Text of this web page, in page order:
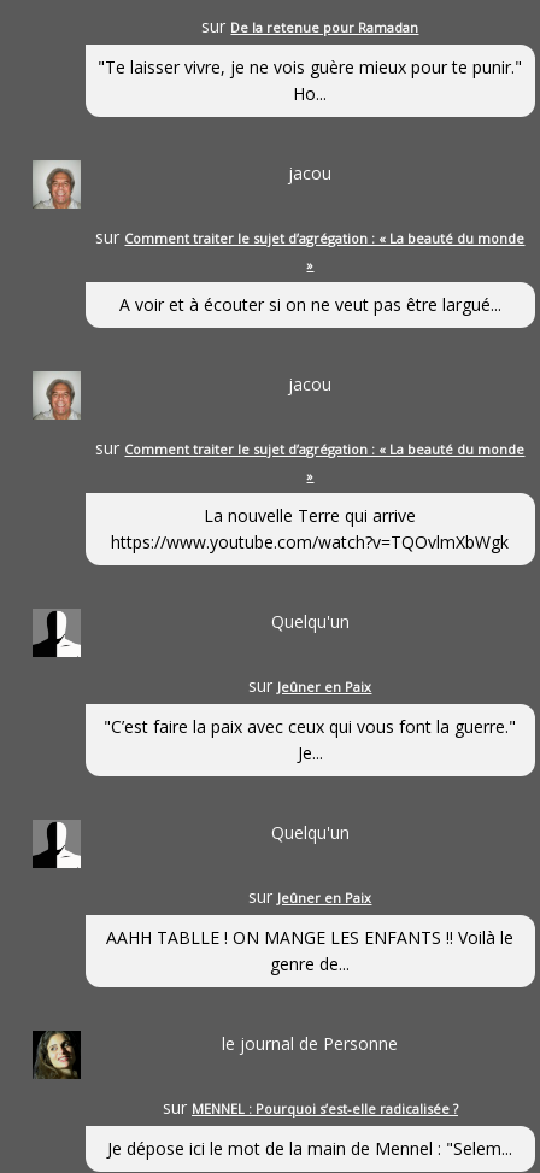
sur De la retenue pour Ramadan
"Te laisser vivre, je ne vois guère mieux pour te punir."
Ho...
jacou
sur Comment traiter le sujet d’agrégation : « La beauté du monde
»
A voir et à écouter si on ne veut pas être largué...
jacou
sur Comment traiter le sujet d’agrégation : « La beauté du monde
»
La nouvelle Terre qui arrive
https://www.youtube.com/watch?v=TQOvlmXbWgk
Quelqu'un
sur Jeûner en Paix
"C’est faire la paix avec ceux qui vous font la guerre."
Je...
Quelqu'un
sur Jeûner en Paix
AAHH TABLLE ! ON MANGE LES ENFANTS !! Voilà le
genre de...
le journal de Personne
sur MENNEL : Pourquoi s’est-elle radicalisée ?
Je dépose ici le mot de la main de Mennel : "Selem...